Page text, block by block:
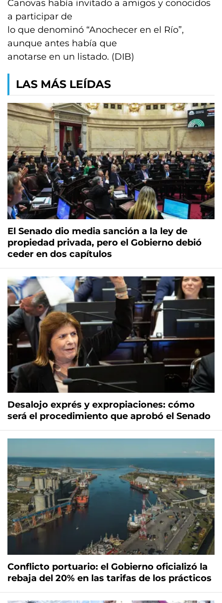
Canovas había invitado a amigos y conocidos
a participar de
lo que denominó “Anochecer en el Río”,
aunque antes había que
anotarse en un listado. (DIB)
LAS MÁS LEÍDAS
El Senado dio media sanción a la ley de
propiedad privada, pero el Gobierno debió
ceder en dos capítulos
Desalojo exprés y expropiaciones: cómo
será el procedimiento que aprobó el Senado
Conflicto portuario: el Gobierno oficializó la
rebaja del 20% en las tarifas de los prácticos